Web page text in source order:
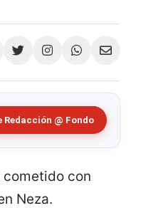
Redacción @ Fondo
cometido con
Neza.